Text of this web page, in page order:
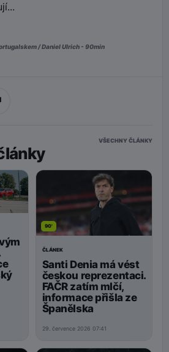
/ Daniel Ulrich - 90min
VŠECHNY ČLÁNKY
90'
ČLÁNEK
Santi Denia má vést
českou reprezentaci.
FAČR zatím mlčí,
informace přišla ze
Španělska
29. července 2026 07:41